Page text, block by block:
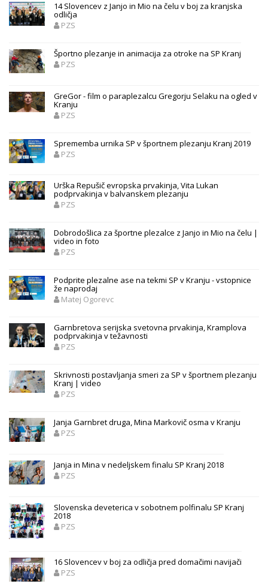
14 Slovencev z Janjo in Mio na čelu v boj za kranjska
odličja
PZS
Športno plezanje in animacija za otroke na SP Kranj
PZS
GreGor - film o paraplezalcu Gregorju Selaku na ogled v
Kranju
PZS
Sprememba urnika SP v športnem plezanju Kranj 2019
PZS
Urška Repušič evropska prvakinja, Vita Lukan
podprvakinja v balvanskem plezanju
PZS
Dobrodošlica za športne plezalce z Janjo in Mio na čelu |
video in foto
PZS
Podprite plezalne ase na tekmi SP v Kranju - vstopnice
že naprodaj
Matej Ogorevc
Garnbretova serijska svetovna prvakinja, Kramplova
podprvakinja v težavnosti
PZS
Skrivnosti postavljanja smeri za SP v športnem plezanju
Kranj | video
PZS
Janja Garnbret druga, Mina Markovič osma v Kranju
PZS
Janja in Mina v nedeljskem finalu SP Kranj 2018
PZS
Slovenska deveterica v sobotnem polfinalu SP Kranj
2018
PZS
16 Slovencev v boj za odličja pred domačimi navijači
PZS